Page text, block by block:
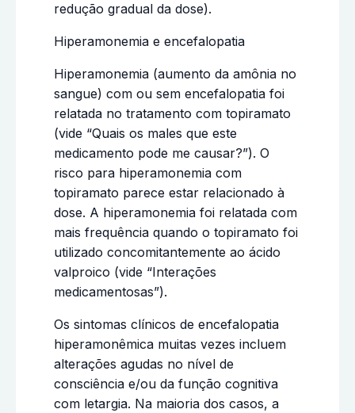
redução gradual da dose).
Hiperamonemia e encefalopatia
Hiperamonemia (aumento da amônia no
sangue) com ou sem encefalopatia foi
relatada no tratamento com topiramato
(vide “Quais os males que este
medicamento pode me causar?”). O
risco para hiperamonemia com
topiramato parece estar relacionado à
dose. A hiperamonemia foi relatada com
mais frequência quando o topiramato foi
utilizado concomitantemente ao ácido
valproico (vide “Interações
medicamentosas”).
Os sintomas clínicos de encefalopatia
hiperamonêmica muitas vezes incluem
alterações agudas no nível de
consciência e/ou da função cognitiva
com letargia. Na maioria dos casos, a